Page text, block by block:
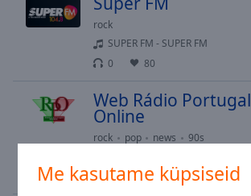
Me kasutame küpsiseid
rock
SUPER FM - SUPER FM
0
80
Web Rádio Portugal
Online
rock pop news
90s
3
58